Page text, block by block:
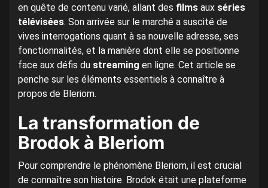
en quête de contenu varié, allant des films aux séries
télévisées. Son arrivée sur le marché a suscité de
vives interrogations quant à sa nouvelle adresse, ses
fonctionnalités, et la manière dont elle se positionne
face aux défis du streaming en ligne. Cet article se
penche sur les éléments essentiels à connaître à
propos de Bleriom.
La transformation de
Brodok à Bleriom
Pour comprendre le phénomène Bleriom, il est crucial
de connaître son histoire. Brodok était une plateforme